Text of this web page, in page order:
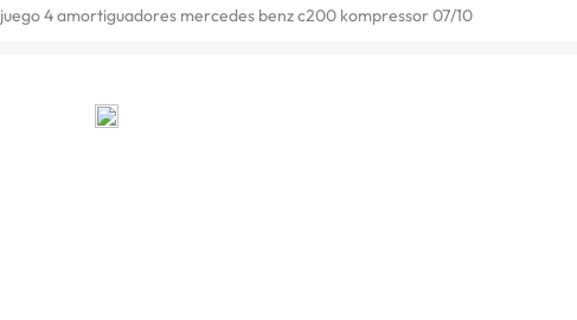
juego 4 amortiguadores mercedes benz c200 kompressor 07/10